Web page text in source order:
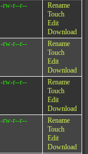
-rw-r--r--
Rename
Touch
Edit
Download
-rw-r--r--
Rename
Touch
Edit
Download
-rw-r--r--
Rename
Touch
Edit
Download
-rw-r--r--
Rename
Touch
Edit
Download